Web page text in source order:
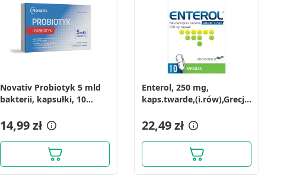
Novativ Probiotyk 5 mld
bakterii, kapsułki, 10
14,99 zł
Enterol, 250 mg,
kaps.twarde,(i.rów),Grecja,
22,49 zł